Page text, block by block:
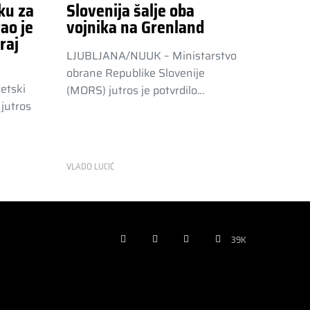
za
je
Slovenija šalje oba
vojnika na Grenland
LJUBLJANA/NUUK – Ministarstvo
obrane Republike Slovenije
(MORS) jutros je potvrdilo…
VLADO LUCIĆ
39K